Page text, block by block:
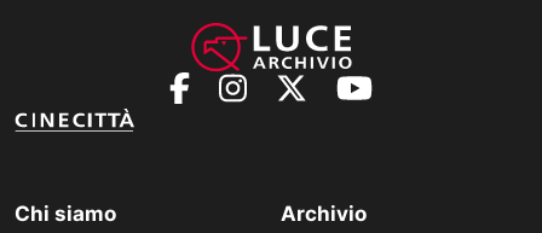
Chi siamo Archivio